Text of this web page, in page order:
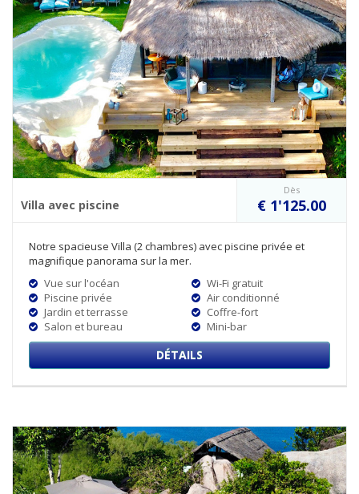
Villa avec piscine
Dès
€ 1'125.00
Notre spacieuse Villa (2 chambres) avec piscine privée et
magnifique panorama sur la mer.
Vue sur l'océan
Piscine privée
Jardin et terrasse
Salon et bureau
Wi-Fi gratuit
Air conditionné
Coffre-fort
Mini-bar
DÉTAILS